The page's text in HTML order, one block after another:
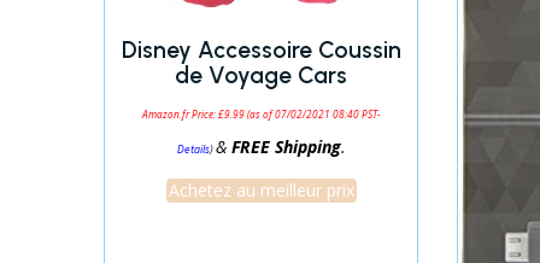
Disney Accessoire Coussin
de Voyage Cars
Amazon.fr Price:£9.99(as of 07/02/2021 08:40 PST-
Details)& FREE Shipping.
Achetez au meilleur prix